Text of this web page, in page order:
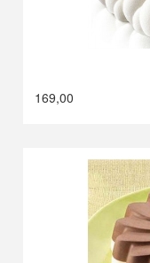
169,00